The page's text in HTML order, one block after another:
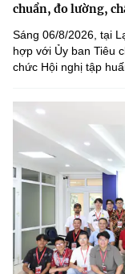
chuẩn, đo lường,
Sáng 06/8/2026, tại
hợp với Ủy ban Tiêu
chức Hội nghị tập